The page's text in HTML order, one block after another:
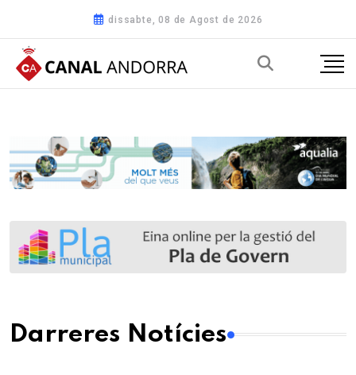
dissabte, 08 de Agost de 2026
Darreres Notícies